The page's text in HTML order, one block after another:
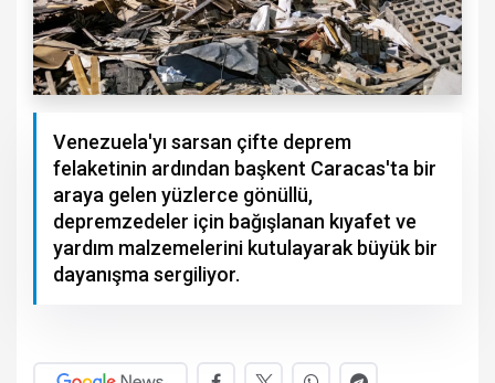
Venezuela'yı sarsan çifte deprem
felaketinin ardından başkent Caracas'ta bir
araya gelen yüzlerce gönüllü,
depremzedeler için bağışlanan kıyafet ve
yardım malzemelerini kutulayarak büyük bir
dayanışma sergiliyor.